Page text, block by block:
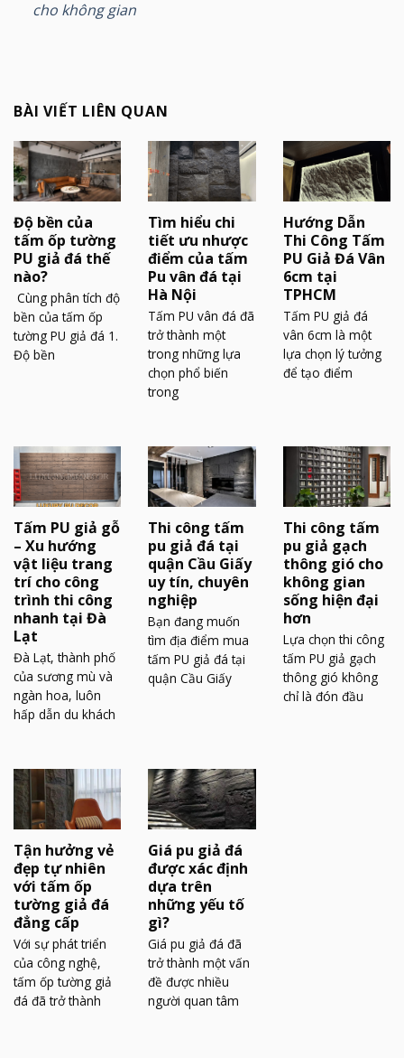
cho không gian
BÀI VIẾT LIÊN QUAN
Độ bền của
tấm ốp tường
PU giả đá thế
nào?
Cùng phân tích độ
bền của tấm ốp
tường PU giả đá 1.
Độ bền
Tìm hiểu chi
tiết ưu nhược
điểm của tấm
Pu vân đá tại
Hà Nội
Tấm PU vân đá đã
trở thành một
trong những lựa
chọn phổ biến
trong
Hướng Dẫn
Thi Công Tấm
PU Giả Đá Vân
6cm tại
TPHCM
Tấm PU giả đá
vân 6cm là một
lựa chọn lý tưởng
để tạo điểm
Tấm PU giả gỗ
– Xu hướng
vật liệu trang
trí cho công
trình thi công
nhanh tại Đà
Lạt
Đà Lạt, thành phố
của sương mù và
ngàn hoa, luôn
hấp dẫn du khách
Thi công tấm
pu giả đá tại
quận Cầu Giấy
uy tín, chuyên
nghiệp
Bạn đang muốn
tìm địa điểm mua
tấm PU giả đá tại
quận Cầu Giấy
Thi công tấm
pu giả gạch
thông gió cho
không gian
sống hiện đại
hơn
Lựa chọn thi công
tấm PU giả gạch
thông gió không
chỉ là đón đầu
Tận hưởng vẻ
đẹp tự nhiên
với tấm ốp
tường giả đá
đẳng cấp
Với sự phát triển
của công nghệ,
tấm ốp tường giả
đá đã trở thành
Giá pu giả đá
được xác định
dựa trên
những yếu tố
gì?
Giá pu giả đá đã
trở thành một vấn
đề được nhiều
người quan tâm